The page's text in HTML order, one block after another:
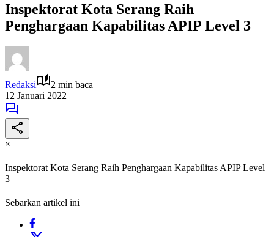
Inspektorat Kota Serang Raih
Penghargaan Kapabilitas APIP Level 3
Redaksi
2 min baca
12 Januari 2022
×
Inspektorat Kota Serang Raih Penghargaan Kapabilitas APIP Level
3
Sebarkan artikel ini